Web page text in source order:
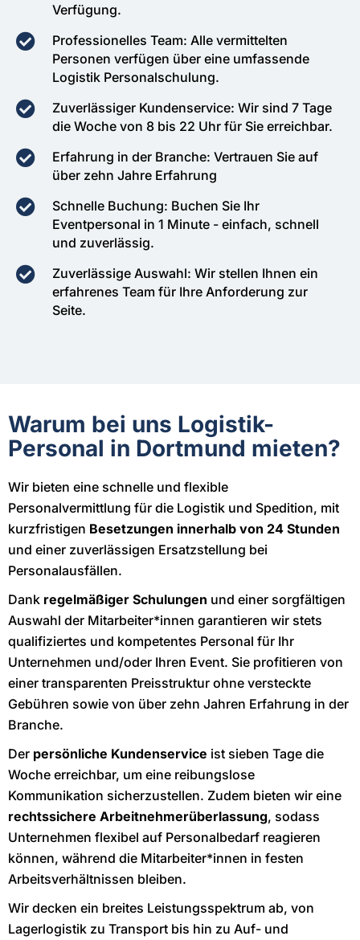
Verfügung.
Professionelles Team: Alle vermittelten
Personen verfügen über eine umfassende
Logistik Personalschulung.
Zuverlässiger Kundenservice: Wir sind 7 Tage
die Woche von 8 bis 22 Uhr für Sie erreichbar.
Erfahrung in der Branche: Vertrauen Sie auf
über zehn Jahre Erfahrung
Schnelle Buchung: Buchen Sie Ihr
Eventpersonal in 1 Minute - einfach, schnell
und zuverlässig.
Zuverlässige Auswahl: Wir stellen Ihnen ein
erfahrenes Team für Ihre Anforderung zur
Seite.
Warum bei uns Logistik-
Personal in Dortmund mieten?
Wir bieten eine schnelle und flexible
Personalvermittlung für die Logistik und Spedition, mit
kurzfristigen Besetzungen innerhalb von 24 Stunden
und einer zuverlässigen Ersatzstellung bei
Personalausfällen.
Dank regelmäßiger Schulungen und einer sorgfältigen
Auswahl der Mitarbeiter*innen garantieren wir stets
qualifiziertes und kompetentes Personal für Ihr
Unternehmen und/oder Ihren Event. Sie profitieren von
einer transparenten Preisstruktur ohne versteckte
Gebühren sowie von über zehn Jahren Erfahrung in der
Branche.
Der persönliche Kundenservice ist sieben Tage die
Woche erreichbar, um eine reibungslose
Kommunikation sicherzustellen. Zudem bieten wir eine
rechtssichere Arbeitnehmerüberlassung, sodass
Unternehmen flexibel auf Personalbedarf reagieren
können, während die Mitarbeiter*innen in festen
Arbeitsverhältnissen bleiben.
Wir decken ein breites Leistungsspektrum ab, von
Lagerlogistik zu Transport bis hin zu Auf- und